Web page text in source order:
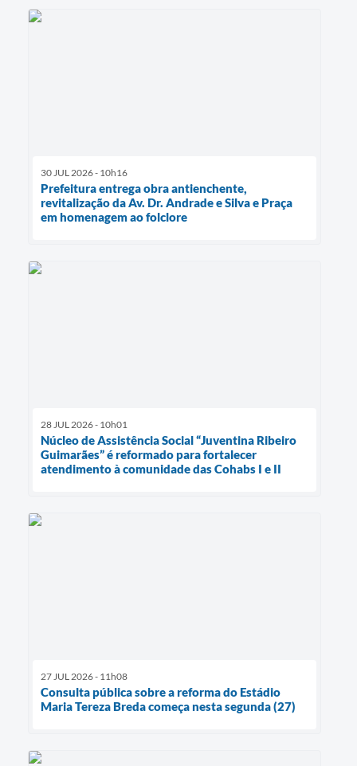
30 JUL 2026 - 10h16
Prefeitura entrega obra antienchente,
revitalização da Av. Dr. Andrade e Silva e Praça
em homenagem ao folclore
28 JUL 2026 - 10h01
Núcleo de Assistência Social “Juventina Ribeiro
Guimarães” é reformado para fortalecer
atendimento à comunidade das Cohabs I e II
27 JUL 2026 - 11h08
Consulta pública sobre a reforma do Estádio
Maria Tereza Breda começa nesta segunda (27)